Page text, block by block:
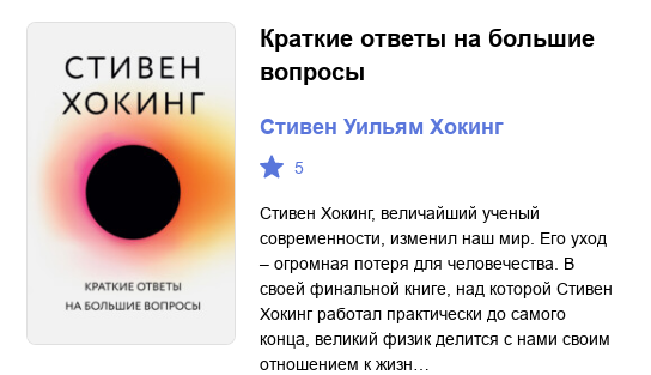
Краткие ответы на большие
вопросы
Стивен Уильям Хокинг
5
Стивен Хокинг, величайший ученый
современности, изменил наш мир. Его уход
– огромная потеря для человечества. В
своей финальной книге, над которой Стивен
Хокинг работал практически до самого
конца, великий физик делится с нами своим
отношением к жизн…